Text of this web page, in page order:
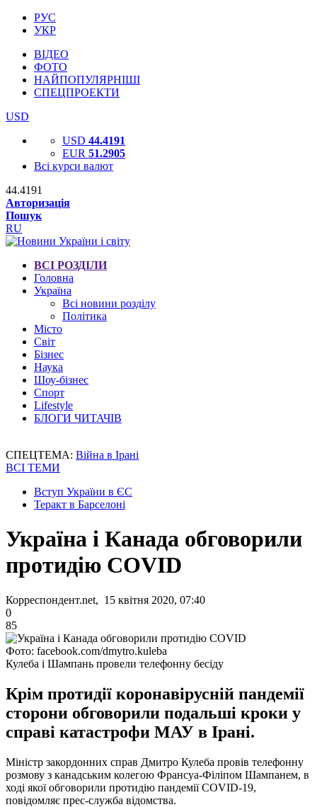
РУС
УКР
ВІДЕО
ФОТО
НАЙПОПУЛЯРНІШІ
СПЕЦПРОЕКТИ
USD
USD 44.4191
EUR 51.2905
Всі курси валют
44.4191
Авторизація
Пошук
RU
ВСІ РОЗДІЛИ
Головна
Україна
Всі новини розділу
Політика
Місто
Світ
Бізнес
Наука
Шоу-бізнес
Спорт
Lifestyle
БЛОГИ ЧИТАЧІВ
СПЕЦТЕМА: Війна в Ірані
ВСІ ТЕМИ
Вступ України в ЄС
Теракт в Барселоні
Україна і Канада обговорили
протидію COVID
Корреспондент.net, 15 квітня 2020, 07:40
0
85
Фото: facebook.com/dmytro.kuleba
Кулеба і Шампань провели телефонну бесіду
Крім протидії коронавірусній пандемії
сторони обговорили подальші кроки у
справі катастрофи МАУ в Ірані.
Міністр закордонних справ Дмитро Кулеба провів телефонну
розмову з канадським колегою Франсуа-Філіпом Шампанем, в
ході якої обговорили протидію пандемії COVID-19,
повідомляє прес-служба відомства.